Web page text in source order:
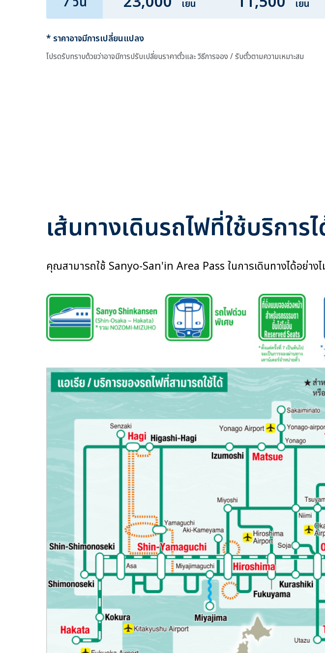
เยน เยน
* ราคาอาจมีการเปลี่ยนแปลง
โปรดรับทราบด้วยว่าอาจมีการปรับเปลี่ยนราคาตั๋วและ วิธีการจอง / รับตั๋วตามความเหมาะสม
เส้นทางเดินรถไฟที่ใช้บริการ
คุณสามารถใช้ Sanyo-San'in Area Pass ในการเดินทางได้อย่า